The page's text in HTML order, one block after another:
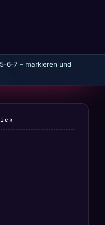
6-7 – markieren und